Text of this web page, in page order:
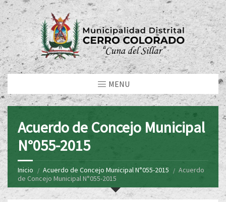
MENU
Acuerdo de Concejo Municipal
N°055-2015
Inicio Acuerdo de Concejo Municipal N°055-2015
Acuerdo
de Concejo Municipal N°055-2015